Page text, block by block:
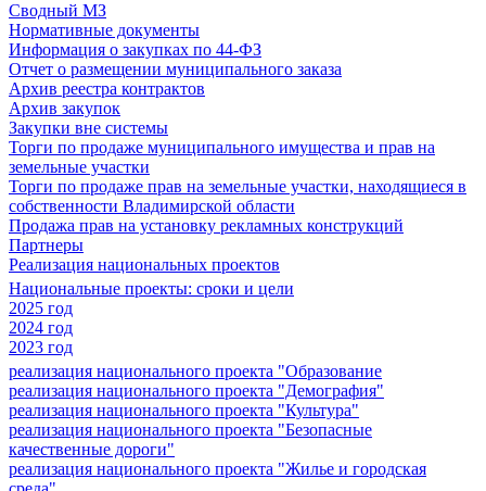
Сводный МЗ
Нормативные документы
Информация о закупках по 44-ФЗ
Отчет о размещении муниципального заказа
Архив реестра контрактов
Архив закупок
Закупки вне системы
Торги по продаже муниципального имущества и прав на
земельные участки
Торги по продаже прав на земельные участки, находящиеся в
собственности Владимирской области
Продажа прав на установку рекламных конструкций
Партнеры
Реализация национальных проектов
Национальные проекты: сроки и цели
2025 год
2024 год
2023 год
реализация национального проекта "Образование
реализация национального проекта "Демография"
реализация национального проекта "Культура"
реализация национального проекта "Безопасные
качественные дороги"
реализация национального проекта "Жилье и городская